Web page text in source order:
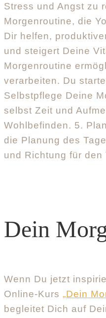
Stress und Angst zu
Morgenroutine, die
Dir helfen,
und steigert Deine
Morgenroutine
verarbeiten. Du
Selbstpflege Deine
selbst Zeit und
Wohlbefinden. 5.
die Planung des
und Richtung für den
Dein
Wenn Du jetzt
Online-Kurs „Dein
begleitet Dich auf